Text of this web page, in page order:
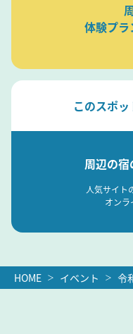
体験プラ
このスポ
周辺の
人気サイト
オンラ
HOME イベント 令